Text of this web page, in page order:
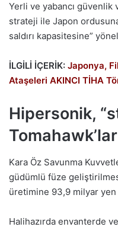
Yerli ve yabancı güvenlik
strateji ile Japon ordusuna
saldırı kapasitesine”
İLGİLİ İÇERİK: Japonya,
Ataşeleri AKINCI TİHA
Hipersonik,
Tomahawk’lar
Kara Öz Savunma
güdümlü füze
üretimine 93,9 milyar
Halihazırda envanterde